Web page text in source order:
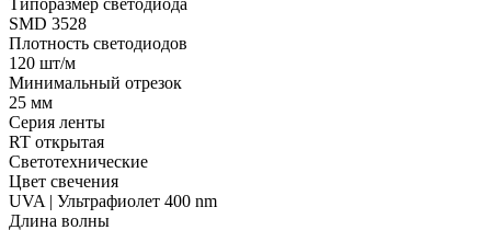
Типоразмер светодиода
SMD 3528
Плотность светодиодов
120 шт/м
Минимальный отрезок
25 мм
Серия ленты
RT открытая
Светотехнические
Цвет свечения
UVA | Ультрафиолет 400 nm
Длина волны